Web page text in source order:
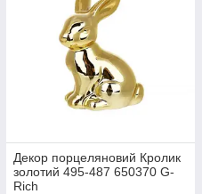
Декор порцеляновий Кролик
золотий 495-487 650370 G-
Rich